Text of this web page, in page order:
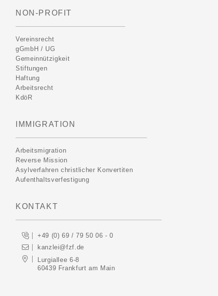
NON-PROFIT
Vereinsrecht
gGmbH / UG
Gemeinnützigkeit
Stiftungen
Haftung
Arbeitsrecht
KdöR
IMMIGRATION
Arbeitsmigration
Reverse Mission
Asylverfahren christlicher Konvertiten
Aufenthaltsverfestigung
KONTAKT
+49 (0) 69 / 79 50 06 - 0
kanzlei@fzf.de
Lurgiallee 6-8
60439 Frankfurt am Main